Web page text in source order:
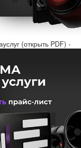
(открыть PDF) -